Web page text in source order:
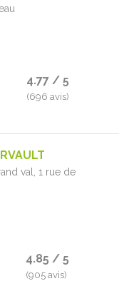
4.77 / 5
(696 avis)
val, 1 rue de
4.85 / 5
(905 avis)